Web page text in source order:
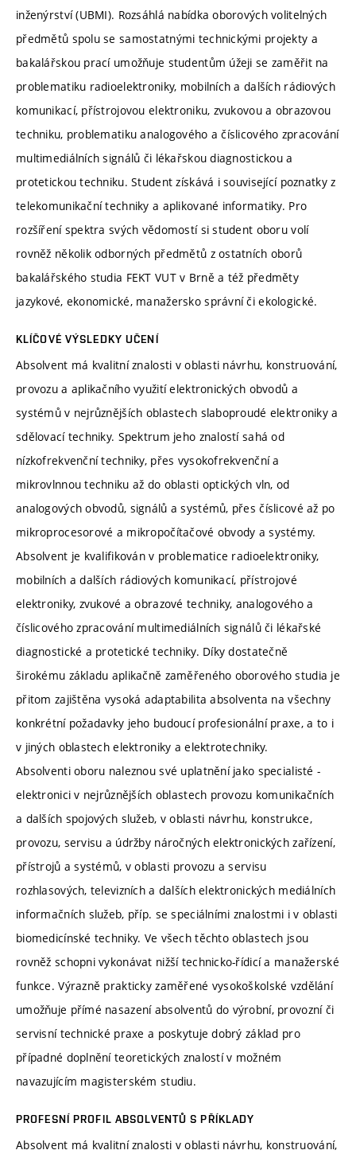
inženýrství (UBMI). Rozsáhlá nabídka oborových volitelných
předmětů spolu se samostatnými technickými projekty a
bakalářskou prací umožňuje studentům úžeji se zaměřit na
problematiku radioelektroniky, mobilních a dalších rádiových
komunikací, přístrojovou elektroniku, zvukovou a obrazovou
techniku, problematiku analogového a číslicového zpracování
multimediálních signálů či lékařskou diagnostickou a
protetickou techniku. Student získává i související poznatky z
telekomunikační techniky a aplikované informatiky. Pro
rozšíření spektra svých vědomostí si student oboru volí
rovněž několik odborných předmětů z ostatních oborů
bakalářského studia FEKT VUT v Brně a též předměty
jazykové, ekonomické, manažersko správní či ekologické.
KLÍČOVÉ VÝSLEDKY UČENÍ
Absolvent má kvalitní znalosti v oblasti návrhu, konstruování,
provozu a aplikačního využití elektronických obvodů a
systémů v nejrůznějších oblastech slaboproudé elektroniky a
sdělovací techniky. Spektrum jeho znalostí sahá od
nízkofrekvenční techniky, přes vysokofrekvenční a
mikrovlnnou techniku až do oblasti optických vln, od
analogových obvodů, signálů a systémů, přes číslicové až po
mikroprocesorové a mikropočítačové obvody a systémy.
Absolvent je kvalifikován v problematice radioelektroniky,
mobilních a dalších rádiových komunikací, přístrojové
elektroniky, zvukové a obrazové techniky, analogového a
číslicového zpracování multimediálních signálů či lékařské
diagnostické a protetické techniky. Díky dostatečně
širokému základu aplikačně zaměřeného oborového studia je
přitom zajištěna vysoká adaptabilita absolventa na všechny
konkrétní požadavky jeho budoucí profesionální praxe, a to i
v jiných oblastech elektroniky a elektrotechniky.
Absolventi oboru naleznou své uplatnění jako specialisté -
elektronici v nejrůznějších oblastech provozu komunikačních
a dalších spojových služeb, v oblasti návrhu, konstrukce,
provozu, servisu a údržby náročných elektronických zařízení,
přístrojů a systémů, v oblasti provozu a servisu
rozhlasových, televizních a dalších elektronických mediálních
informačních služeb, příp. se speciálními znalostmi i v oblasti
biomedicínské techniky. Ve všech těchto oblastech jsou
rovněž schopni vykonávat nižší technicko-řídicí a manažerské
funkce. Výrazně prakticky zaměřené vysokoškolské vzdělání
umožňuje přímé nasazení absolventů do výrobní, provozní či
servisní technické praxe a poskytuje dobrý základ pro
případné doplnění teoretických znalostí v možném
navazujícím magisterském studiu.
PROFESNÍ PROFIL ABSOLVENTŮ S PŘÍKLADY
Absolvent má kvalitní znalosti v oblasti návrhu, konstruování,